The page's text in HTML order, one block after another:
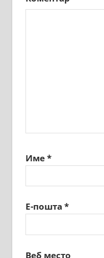
Име*
Е-пошта *
Веб место